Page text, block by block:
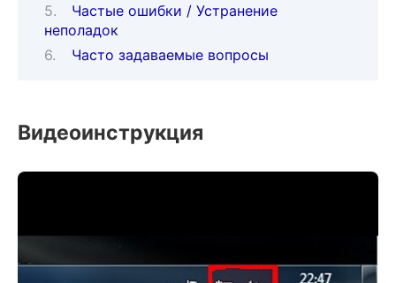
Частые ошибки / Устранение
неполадок
Часто задаваемые вопросы
Видеоинструкция